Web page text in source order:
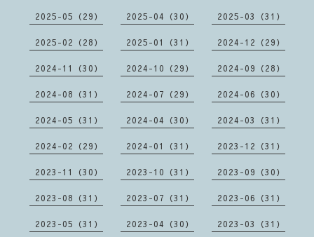
2025-05（29） 2025-04（30） 2025-03（31）
2025-02（28） 2025-01（31） 2024-12（29）
2024-11（30） 2024-10（29） 2024-09（28）
2024-08（31） 2024-07（29） 2024-06（30）
2024-05（31） 2024-04（30） 2024-03（31）
2024-02（29） 2024-01（31） 2023-12（31）
2023-11（30） 2023-10（31） 2023-09（30）
2023-08（31） 2023-07（31） 2023-06（31）
2023-05（31） 2023-04（30） 2023-03（31）